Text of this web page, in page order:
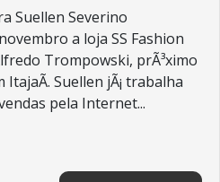
Suellen Severino
a loja SS Fashion
Trompowski, prÃ³ximo
ItajaÃ­. Suellen jÃ¡ trabalha
pela Internet...